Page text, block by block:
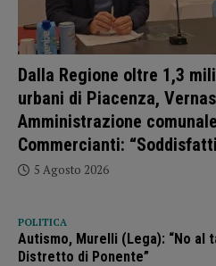
Dalla Regione oltre 1,3
urbani di Piacenza,
Amministrazione
Commercianti:
5 Agosto 2026
POLITICA
Autismo, Murelli (Lega): “No al
Distretto di Ponente”